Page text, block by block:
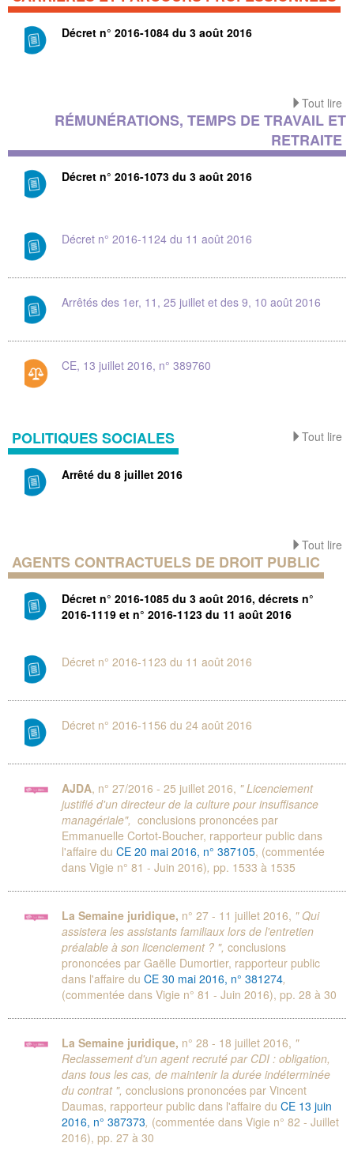
Décret n° 2016-1084 du 3 août 2016
Tout lire
RÉMUNÉRATIONS, TEMPS DE TRAVAIL ET
RETRAITE
Décret n° 2016-1073 du 3 août 2016
Décret n° 2016-1124 du 11 août 2016
Arrêtés des 1er, 11, 25 juillet et des 9, 10 août 2016
CE, 13 juillet 2016, n° 389760
Tout lire
POLITIQUES SOCIALES
Arrêté du 8 juillet 2016
Tout lire
AGENTS CONTRACTUELS DE DROIT PUBLIC
Décret n° 2016-1085 du 3 août 2016, décrets n°
2016-1119 et n° 2016-1123 du 11 août 2016
Décret n° 2016-1123 du 11 août 2016
Décret n° 2016-1156 du 24 août 2016
AJDA, n° 27/2016 - 25 juillet 2016, " Licenciement
justifié d'un directeur de la culture pour insuffisance
managériale", conclusions prononcées par
Emmanuelle Cortot-Boucher, rapporteur public dans
l'affaire du CE 20 mai 2016, n° 387105, (commentée
dans Vigie n° 81 - Juin 2016), pp. 1533 à 1535
La Semaine juridique, n° 27 - 11 juillet 2016, " Qui
assistera les assistants familiaux lors de l'entretien
préalable à son licenciement ? ", conclusions
prononcées par Gaëlle Dumortier, rapporteur public
dans l'affaire du CE 30 mai 2016, n° 381274,
(commentée dans Vigie n° 81 - Juin 2016), pp. 28 à 30
La Semaine juridique, n° 28 - 18 juillet 2016, "
Reclassement d'un agent recruté par CDI : obligation,
dans tous les cas, de maintenir la durée indéterminée
du contrat ", conclusions prononcées par Vincent
Daumas, rapporteur public dans l'affaire du CE 13 juin
2016, n° 387373, (commentée dans Vigie n° 82 - Juillet
2016), pp. 27 à 30